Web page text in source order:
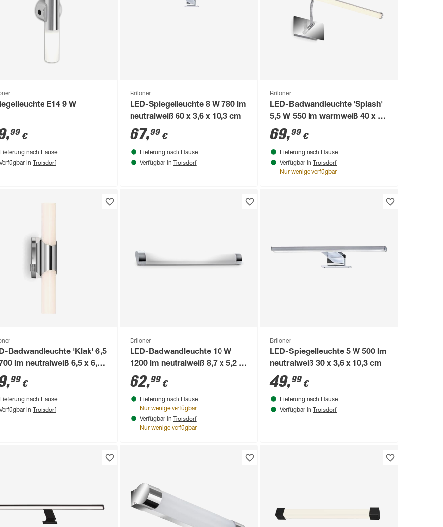
E14 9 W
,99 €
Lieferung nach Hause
Verfügbar in Troisdorf
Briloner
LED-Spiegelleuchte 8 W 780 lm
neutralweiß 60 x 3,6 x 10,3 cm
67,99€
Lieferung nach Hause
Verfügbar in Troisdorf
Briloner
LED-Badwandleuchte 'Splash'
5,5 W 550 lm warmweiß 40 x 14
x 20,6 cm
69,99 €
Lieferung nach Hause
Verfügbar in Troisdorf
Nur wenige verfügbar
Badwandleuchte 'Klak' 6,5
lm neutralweiß 6,5 x 6,8
cm
,99 €
Lieferung nach Hause
Verfügbar in Troisdorf
Briloner
LED-Badwandleuchte 10 W
1200 lm neutralweiß 8,7 x 5,2 x
615 cm
62,99€
Lieferung nach Hause
Nur wenige verfügbar
Verfügbar in Troisdorf
Nur wenige verfügbar
Briloner
LED-Spiegelleuchte 5 W 500 lm
neutralweiß 30 x 3,6 x 10,3 cm
49,99 €
Lieferung nach Hause
Verfügbar in Troisdorf